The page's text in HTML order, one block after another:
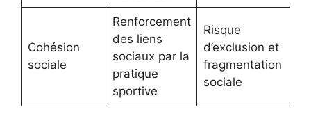
Cohésion
sociale
Renforcement
des liens
sociaux par la
pratique
sportive
Risque
d’exclusion et
fragmentation
sociale